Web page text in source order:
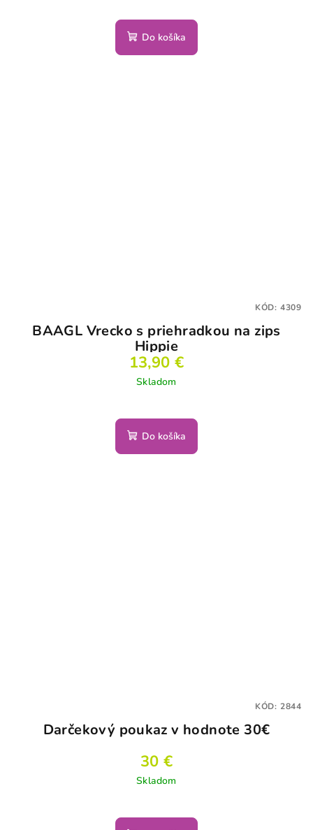
Do košíka
BAAGL Vrecko s priehradkou na zips
Hippie
13,90 €
Skladom
Do košíka
KÓD: 4309
Darčekový poukaz v hodnote 30€
30 €
Skladom
KÓD: 2844